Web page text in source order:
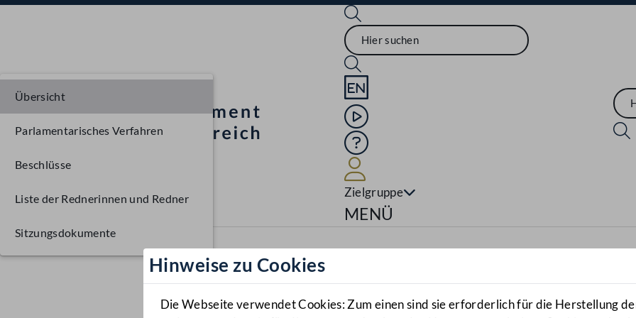
Sprache English
Mediathek
Hilfe
Zielgruppe
Navigationsmenü öffnen
MENÜ
Hinweise zu Cookies
Die Webseite verwendet Cookies: Zum einen sind sie erforderlich für die Herstellung
Übersicht
Parlamentarisches Verfahren
Beschlüsse
Liste der Rednerinnen und Redner
Sitzungsdokumente